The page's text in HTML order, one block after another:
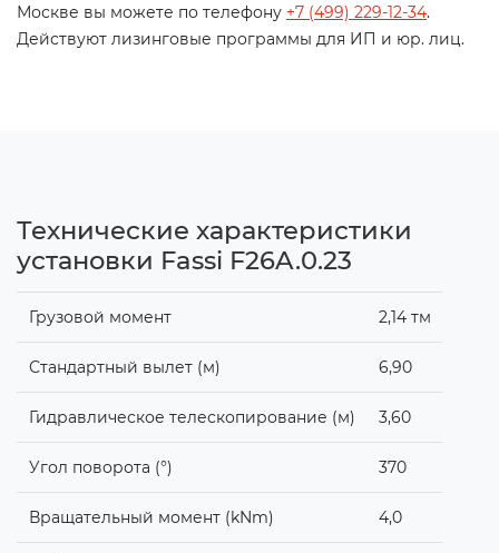
Москве вы можете по телефону +7 (499) 229-12-34.
Действуют лизинговые программы для ИП и юр. лиц.
Технические характеристики
установки Fassi F26A.0.23
Грузовой момент 2,14 тм
Стандартный вылет (м) 6,90
Гидравлическое телескопирование (м) 3,60
Угол поворота (°) 370
Вращательный момент (kNm) 4,0